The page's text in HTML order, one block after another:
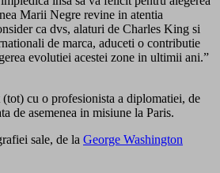
Marii Negre revine in atentia
ca dvs, alaturi de Charles King si
de marca, aduceti o contributie
evolutiei acestei zone in ultimii ani.”
cu o profesionista a diplomatiei, de
de asemenea in misiune la Paris.
sale, de la George Washington